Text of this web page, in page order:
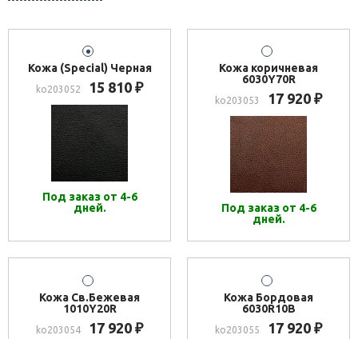
Кожа (Special) Черная
ko203052 15 810 ₽
Под заказ от 4-6
дней.
Кожа коричневая
6030Y70R
ko203053 17 920 ₽
Под заказ от 4-6
дней.
Кожа Св.Бежевая
1010Y20R
ko203054 17 920 ₽
Кожа Бордовая
6030R10B
ko203055 17 920 ₽